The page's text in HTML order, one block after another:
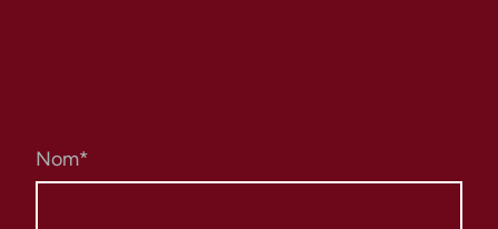
Nom*